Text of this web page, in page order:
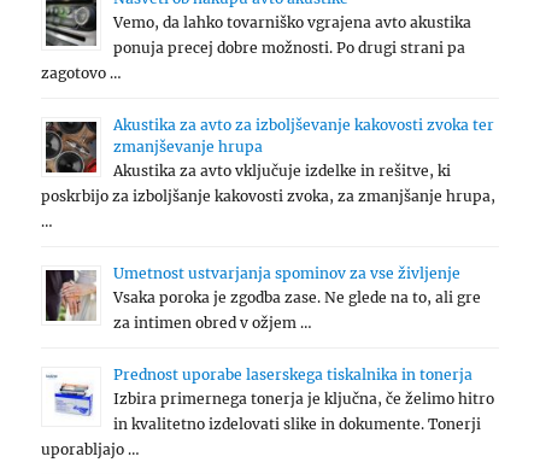
Vemo, da lahko tovarniško vgrajena avto akustika
ponuja precej dobre možnosti. Po drugi strani pa
zagotovo …
Akustika za avto za izboljševanje kakovosti zvoka ter
zmanjševanje hrupa
Akustika za avto vključuje izdelke in rešitve, ki
poskrbijo za izboljšanje kakovosti zvoka, za zmanjšanje hrupa,
…
Umetnost ustvarjanja spominov za vse življenje
Vsaka poroka je zgodba zase. Ne glede na to, ali gre
za intimen obred v ožjem …
Prednost uporabe laserskega tiskalnika in tonerja
Izbira primernega tonerja je ključna, če želimo hitro
in kvalitetno izdelovati slike in dokumente. Tonerji
uporabljajo …